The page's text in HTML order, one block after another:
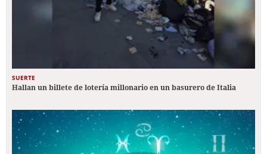
SUERTE
Hallan un billete de lotería millonario en un basurero de Italia